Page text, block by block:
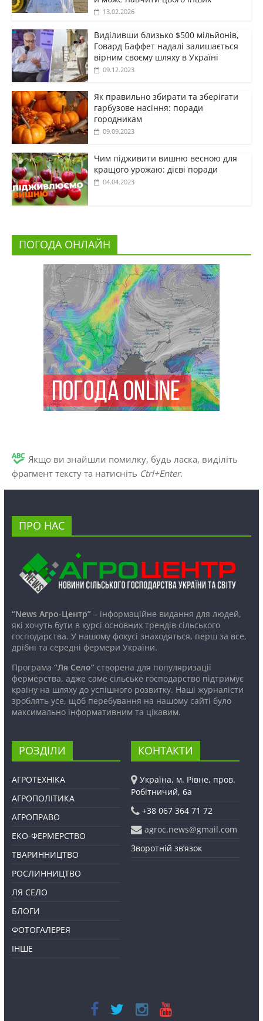
13.02.2026
Виділивши близько $500 мільйонів,
Говард Баффет надалі залишається
вірним своєму шляху в Україні
09.12.2023
Як правильно збирати та зберігати
гарбузове насіння: поради
городникам
09.09.2023
Чим підживити вишню весною для
кращого урожаю: дієві поради
04.04.2023
ПОГОДА ОНЛАЙН
Якщо ви знайшли помилку, будь ласка, виділіть
фрагмент тексту та натисніть Ctrl+Enter.
ПРО НАС
“News Агро-Центр”– інформаційне видання для людей,
які хочуть бути в курсі основних трендів сільського
господарства. У нашому фокусі знаходяться, перш за все,
дрібні та середні фермери України.
Програма “Ля Село”створена для популяризації
фермерства, адже саме сільське господарство підтримує
країну на шляху до успішного розвитку. Наші журналісти
зроблять усе, щоб перебування на нашому сайті було
максимально інформативним та цікавим.
РОЗДІЛИ
АГРОТЕХНІКА
АГРОПОЛІТИКА
АГРОПРАВО
ЕКО-ФЕРМЕРСТВО
ТВАРИННИЦТВО
РОСЛИННИЦТВО
ЛЯ СЕЛО
БЛОГИ
ФОТОГАЛЕРЕЯ
ІНШЕ
КОНТАКТИ
Україна, м. Рівне, пров.
Робітничий, 6а
+38 067 364 71 72
agroc.news@gmail.com
Зворотній зв’язок